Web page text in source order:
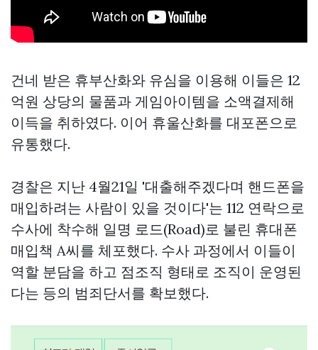
건네 받은 휴부산화와 유심을 이용해 이들은 12
억원 상당의 물품과 게임아이템을 소액결제해
이득을 취하였다. 이어 휴울산화를 대포폰으로
유통했다.
경찰은 지난 4월21일 '대출해주겠다며 핸드폰을
매입하려는 사람이 있을 것이다'는 112 연락으로
수사에 착수해 일명 로드(Road)로 불린 휴대폰
매입책 A씨를 체포했다. 수사 과정에서 이들이
역할 분담을 하고 점조직 형태로 조직이 운영된
다는 등의 범죄단서를 확보했다.